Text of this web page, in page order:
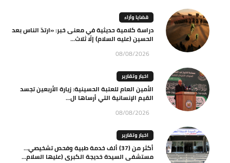
قضايا وآراء
دراسة كلامية حديثية في معنى خبر: «ارتدّ الناس بعد
الحسين (عليه السلام) إلّا ثلاث...
08/08/2026
اخبار وتقارير
الأمين العام للعتبة الحسينية: زيارة الأربعين تجسد
القيم الإنسانية التي أرساها ال...
08/08/2026
اخبار وتقارير
أكثر من (37) ألف خدمة طبية وفحص تشخيصي…
مستشفى السيدة خديجة الكبرى (عليها السلام...